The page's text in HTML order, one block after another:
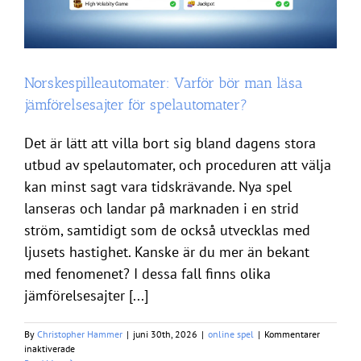
Norskespilleautomater: Varför bör man läsa
jämförelsesajter för spelautomater?
Det är lätt att villa bort sig bland dagens stora
utbud av spelautomater, och proceduren att välja
kan minst sagt vara tidskrävande. Nya spel
lanseras och landar på marknaden i en strid
ström, samtidigt som de också utvecklas med
ljusets hastighet. Kanske är du mer än bekant
med fenomenet? I dessa fall finns olika
jämförelsesajter [...]
By Christopher Hammer | juni 30th, 2026 | online spel | Kommentarer
inaktiveradeför